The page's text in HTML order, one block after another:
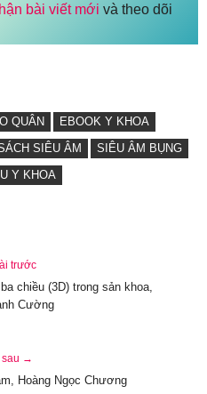
bài viết mới và theo dõi
QUÂN
EBOOK Y KHOA
SIÊU ÂM
SIÊU ÂM BỤNG
Y KHOA
trước
chiều (3D) trong sản khoa,
Cường
sau →
Hoàng Ngọc Chương